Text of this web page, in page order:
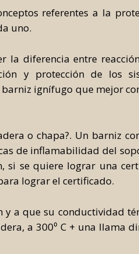
Automatic Color System
Manual Color System
referentes a la
uno.
diferencia entre
y protección de los
ignífugo que mejor
o chapa?. Un barniz
de inflamabilidad del
se quiere lograr una
lograr el certificado.
a que su conductividad
a 300⁰ C + una llama